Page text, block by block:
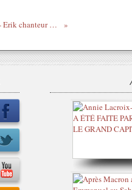
Noël sampling 04H15 - Erik chanteur du moment